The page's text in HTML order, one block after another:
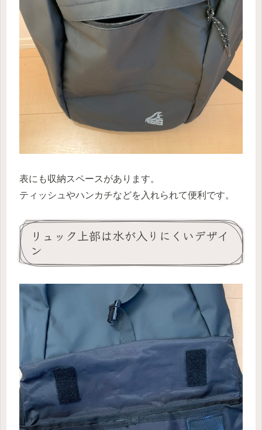
表にも収納スペースがあります。
ティッシュやハンカチなどを入れられて便利です。
リュック上部は水が入りにくいデザイ
ン